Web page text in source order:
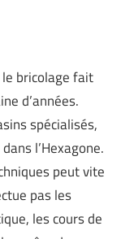
bricolage fait
d’années.
spécialisés,
l’Hexagone.
peut vite
pas les
les cours de